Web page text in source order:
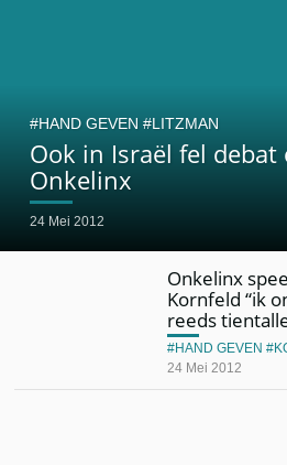
Ook in Israël fel
Onkelinx
24 Mei 2012
HAND GEVEN LITZMAN
Onkelinx
Kornfeld “ik
reeds
24 Mei 2012
HAND GEVEN